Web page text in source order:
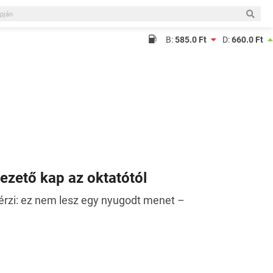
B:585.0 Ft D:660.0 Ft
kap az oktatótól
ez nem lesz egy nyugodt menet –